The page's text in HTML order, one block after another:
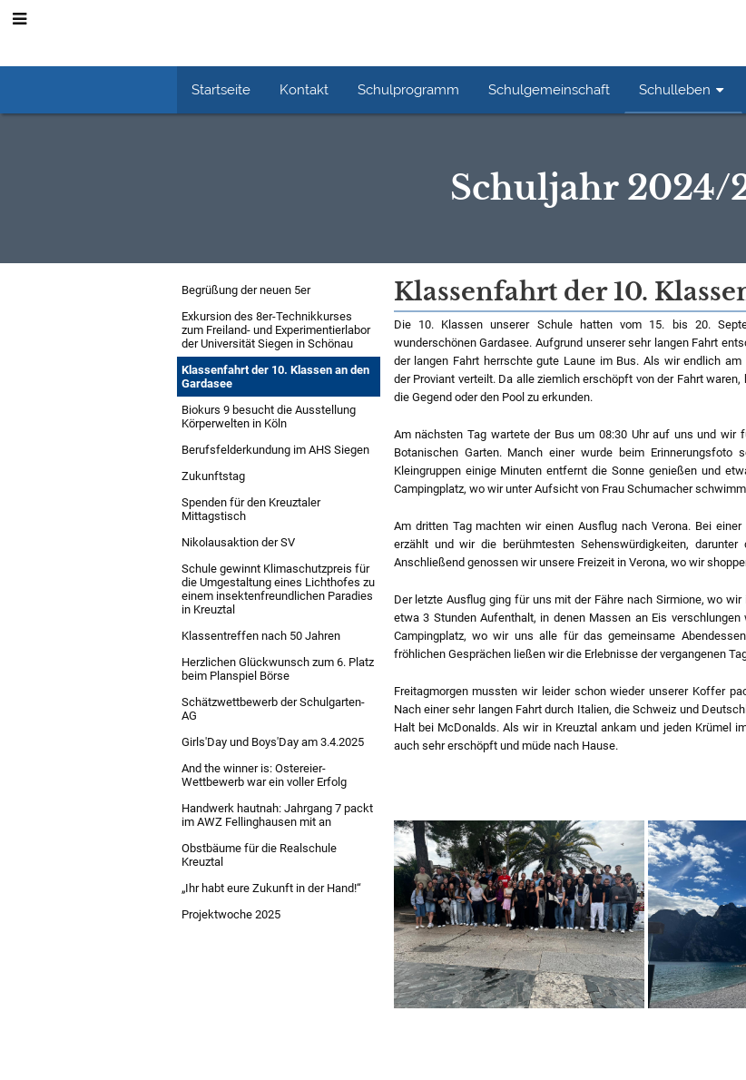
Startseite Kontakt Schulprogramm Schulgemeinschaft Schulleben
Schuljahr 2024/
Schuljahr
2024/25
Begrüßung der neuen 5er
Exkursion des 8er-Technikkurses
zum Freiland- und Experimentierlabor
der Universität Siegen in Schönau
Klassenfahrt der 10. Klassen an den
Gardasee
Biokurs 9 besucht die Ausstellung
Körperwelten in Köln
Berufsfelderkundung im AHS Siegen
Zukunftstag
Spenden für den Kreuztaler
Mittagstisch
Nikolausaktion der SV
Schule gewinnt Klimaschutzpreis für
die Umgestaltung eines Lichthofes zu
einem insektenfreundlichen Paradies
in Kreuztal
Klassentreffen nach 50 Jahren
Herzlichen Glückwunsch zum 6. Platz
beim Planspiel Börse
Schätzwettbewerb der Schulgarten-
AG
Girls'Day und Boys'Day am 3.4.2025
And the winner is: Ostereier-
Wettbewerb war ein voller Erfolg
Handwerk hautnah: Jahrgang 7 packt
im AWZ Fellinghausen mit an
Obstbäume für die Realschule
Kreuztal
„Ihr habt eure Zukunft in der Hand!“
Projektwoche 2025
Klassenfahrt der 10.
Die 10. Klassen unserer Schule hatten vom 15. bis 20.
wunderschönen Gardasee. Aufgrund unserer sehr langen Fahrt
der langen Fahrt herrschte gute Laune im Bus. Als wir endlich
der Proviant verteilt. Da alle ziemlich erschöpft von der Fahrt
die Gegend oder den Pool zu erkunden.
Am nächsten Tag wartete der Bus um 08:30 Uhr auf uns und wir
Botanischen Garten. Manch einer wurde beim
Kleingruppen einige Minuten entfernt die Sonne genießen und
Campingplatz, wo wir unter Aufsicht von Frau Schumacher
Am dritten Tag machten wir einen Ausflug nach Verona. Bei
erzählt und wir die berühmtesten Sehenswürdigkeiten,
Anschließend genossen wir unsere Freizeit in Verona, wo wir
Der letzte Ausflug ging für uns mit der Fähre nach Sirmione, wo
etwa 3 Stunden Aufenthalt, in denen Massen an Eis
Campingplatz, wo wir uns alle für das gemeinsame
fröhlichen Gesprächen ließen wir die Erlebnisse der vergangenen
Freitagmorgen mussten wir leider schon wieder unserer Koffer
Nach einer sehr langen Fahrt durch Italien, die Schweiz und
Halt bei McDonalds. Als wir in Kreuztal ankam und jeden Krümel
auch sehr erschöpft und müde nach Hause.